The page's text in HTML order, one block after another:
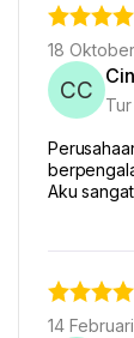
18
CC
Aku
14